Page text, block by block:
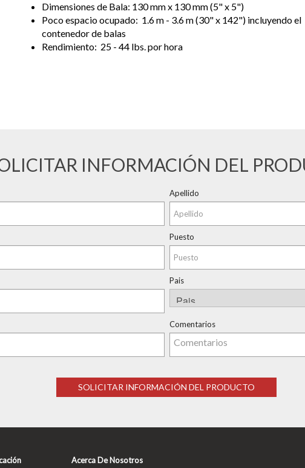
Dimensiones de Bala: 130 mm x 130 mm (5" x 5")
Poco espacio ocupado: 1.6 m - 3.6 m (30" x 142") incluyendo el
contenedor de balas
Rendimiento: 25 - 44 lbs. por hora
INFORMACIÓN DEL
Apellido
Puesto
Pais
Comentarios
Acerca De Nosotros